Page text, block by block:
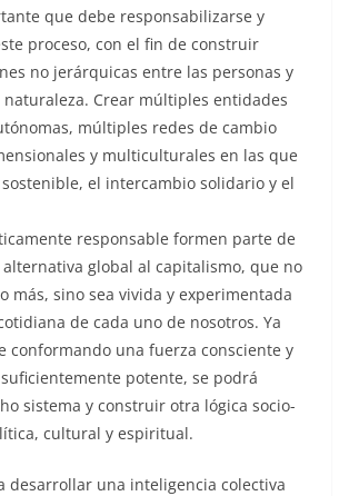
que debe responsabilizarse y
proceso, con el fin de construir
no jerárquicas entre las personas y
Crear múltiples entidades
múltiples redes de cambio
y multiculturales en las que
el intercambio solidario y el
responsable formen parte de
global al capitalismo, que no
más, sino sea vivida y experimentada
de cada uno de nosotros. Ya
conformando una fuerza consciente y
potente, se podrá
sistema y construir otra lógica socio-
cultural y espiritual.
desarrollar una inteligencia colectiva